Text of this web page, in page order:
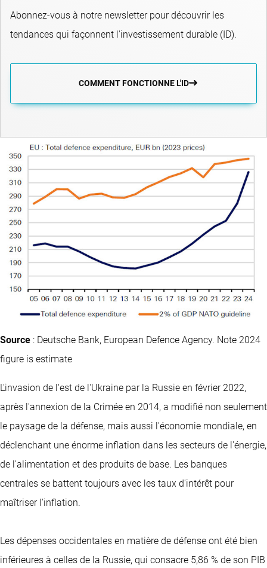
Abonnez-vous à notre newsletter pour découvrir les
tendances qui façonnent l'investissement durable (ID).
COMMENT FONCTIONNE L'ID
Source : Deutsche Bank, European Defence Agency. Note 2024
figure is estimate
L'invasion de l'est de l'Ukraine par la Russie en février 2022,
après l'annexion de la Crimée en 2014, a modifié non seulement
le paysage de la défense, mais aussi l'économie mondiale, en
déclenchant une énorme inflation dans les secteurs de l'énergie,
de l'alimentation et des produits de base. Les banques
centrales se battent toujours avec les taux d'intérêt pour
maîtriser l'inflation.
Les dépenses occidentales en matière de défense ont été bien
inférieures à celles de la Russie, qui consacre 5,86 % de son PIB